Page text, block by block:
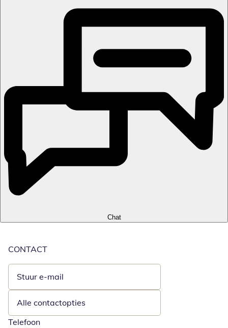
Chat
CONTACT
Stuur e-mail
Opent e-mailclient
Alle contactopties
Telefoon